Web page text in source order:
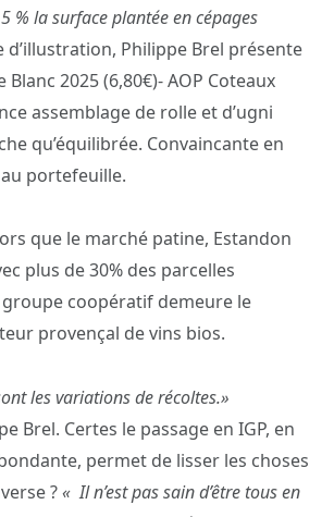
% la surface plantée en cépages
d’illustration, Philippe Brel présente
Blanc 2025 (6,80€)- AOP Coteaux
assemblage de rolle et d’ugni
qu’équilibrée. Convaincante en
portefeuille.
que le marché patine, Estandon
plus de 30% des parcelles
coopératif demeure le
provençal de vins bios.
les variations de récoltes.»
Brel. Certes le passage en IGP, en
permet de lisser les choses
?« Il n’est pas sain d’être tous en